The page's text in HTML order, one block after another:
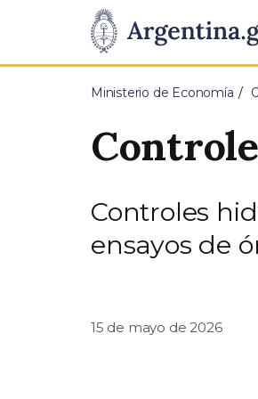
Presidencia
de
Pasar al contenido principal
Ministerio de Economía
Controles
ensayos de
15 de mayo de 2026